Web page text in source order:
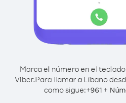
Marca el número en el
Viber.Para llamar a Líbano
como sigue:+961+